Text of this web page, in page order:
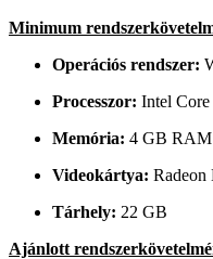
Minimum
Operációs rendszer:
Processzor: Intel
Memória: 4 GB RAM
Videokártya: Radeon
Tárhely: 22 GB
Ajánlott